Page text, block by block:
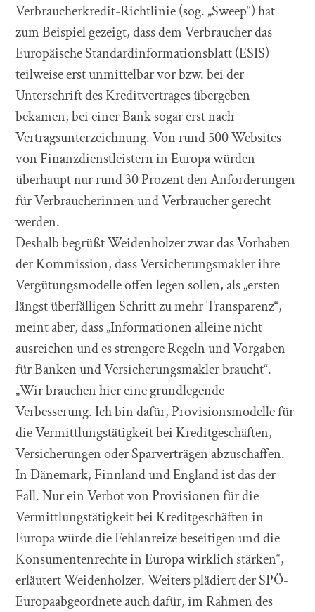
Verbraucherkredit-Richtlinie (sog. „Sweep“) hat
zum Beispiel gezeigt, dass dem Verbraucher das
Europäische Standardinformationsblatt (ESIS)
teilweise erst unmittelbar vor bzw. bei der
Unterschrift des Kreditvertrages übergeben
bekamen, bei einer Bank sogar erst nach
Vertragsunterzeichnung. Von rund 500 Websites
von Finanzdienstleistern in Europa würden
überhaupt nur rund 30 Prozent den Anforderungen
für Verbraucherinnen und Verbraucher gerecht
werden.
Deshalb begrüßt Weidenholzer zwar das Vorhaben
der Kommission, dass Versicherungsmakler ihre
Vergütungsmodelle offen legen sollen, als „ersten
längst überfälligen Schritt zu mehr Transparenz“,
meint aber, dass „Informationen alleine nicht
ausreichen und es strengere Regeln und Vorgaben
für Banken und Versicherungsmakler braucht“.
„Wir brauchen hier eine grundlegende
Verbesserung. Ich bin dafür, Provisionsmodelle für
die Vermittlungstätigkeit bei Kreditgeschäften,
Versicherungen oder Sparverträgen abzuschaffen.
In Dänemark, Finnland und England ist das der
Fall. Nur ein Verbot von Provisionen für die
Vermittlungstätigkeit bei Kreditgeschäften in
Europa würde die Fehlanreize beseitigen und die
Konsumentenrechte in Europa wirklich stärken“,
erläutert Weidenholzer. Weiters plädiert der SPÖ-
Europaabgeordnete auch dafür, im Rahmen des